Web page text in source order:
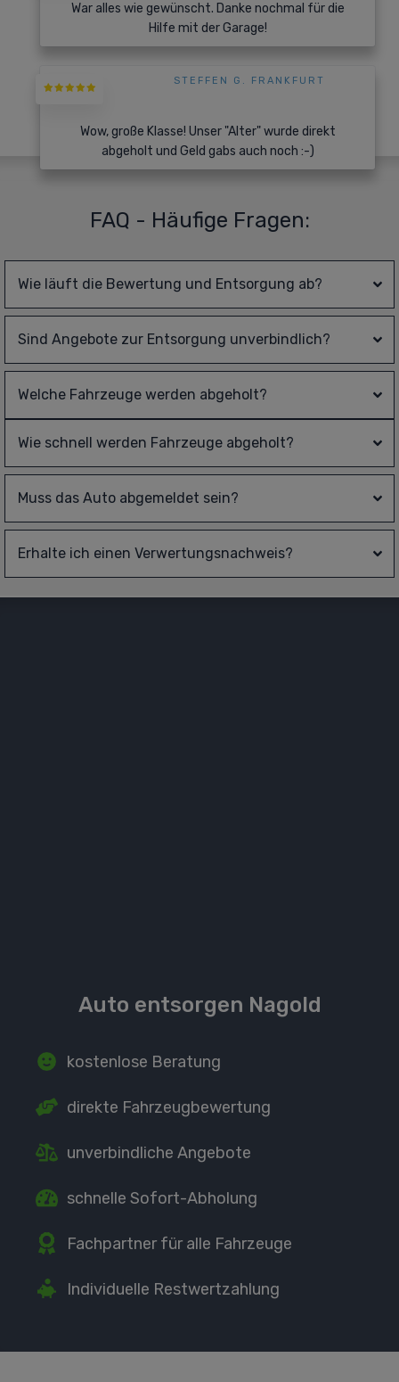
War alles wie gewünscht. Danke nochmal für die
Hilfe mit der Garage!
STEFFEN G. FRANKFURT
Wow, große Klasse! Unser "Alter" wurde direkt
abgeholt und Geld gabs auch noch :-)
FAQ - Häufige Fragen:
Wie läuft die Bewertung und Entsorgung ab?
Sind Angebote zur Entsorgung unverbindlich?
Welche Fahrzeuge werden abgeholt?
Wie schnell werden Fahrzeuge abgeholt?
Muss das Auto abgemeldet sein?
Erhalte ich einen Verwertungsnachweis?
Auto entsorgen Nagold
kostenlose Beratung
direkte Fahrzeugbewertung
unverbindliche Angebote
schnelle Sofort-Abholung
Fachpartner für alle Fahrzeuge
Individuelle Restwertzahlung